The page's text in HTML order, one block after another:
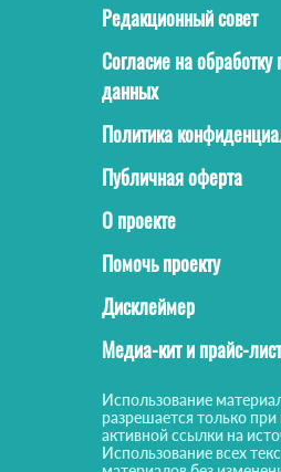
Редакционный совет
Согласие на
данных
Политика
Публичная оферта
О проекте
Помочь проекту
Дисклеймер
Медиа-кит и прайс-лист
Использование
разрешается только
активной ссылки на
Использование всех